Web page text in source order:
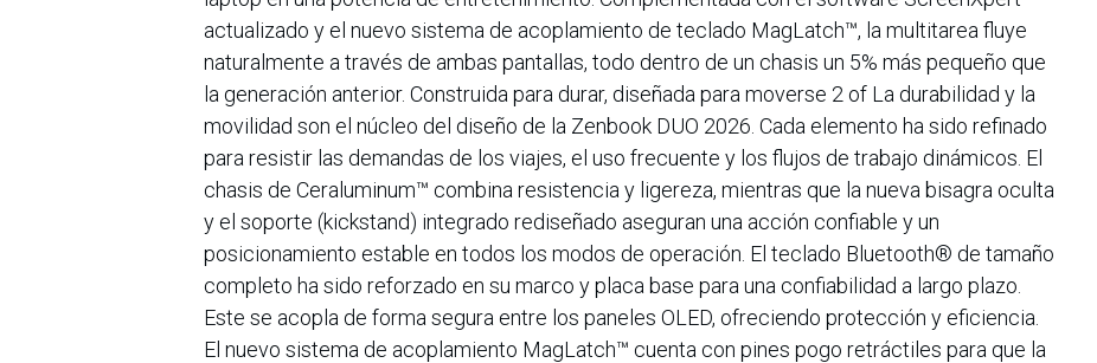
actualizado y el nuevo sistema de acoplamiento de teclado MagLatch™, la multitarea fluye
naturalmente a través de ambas pantallas, todo dentro de un chasis un 5% más pequeño que
la generación anterior. Construida para durar, diseñada para moverse 2 of La durabilidad y la
movilidad son el núcleo del diseño de la Zenbook DUO 2026. Cada elemento ha sido refinado
para resistir las demandas de los viajes, el uso frecuente y los flujos de trabajo dinámicos. El
chasis de Ceraluminum™ combina resistencia y ligereza, mientras que la nueva bisagra oculta
y el soporte (kickstand) integrado rediseñado aseguran una acción confiable y un
posicionamiento estable en todos los modos de operación. El teclado Bluetooth® de tamaño
completo ha sido reforzado en su marco y placa base para una confiabilidad a largo plazo.
Este se acopla de forma segura entre los paneles OLED, ofreciendo protección y eficiencia.
El nuevo sistema de acoplamiento MagLatch™ cuenta con pines pogo retráctiles para que la